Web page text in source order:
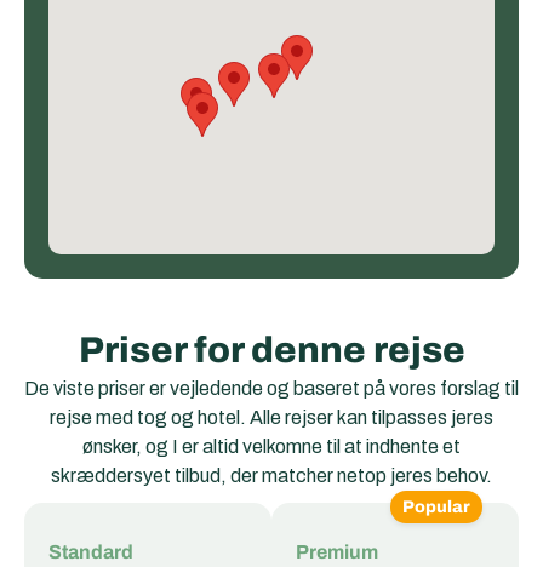
Priser for denne rejse
De viste priser er vejledende og baseret på vores forslag til
rejse med tog og hotel. Alle rejser kan tilpasses jeres
ønsker, og I er altid velkomne til at indhente et
skræddersyet tilbud, der matcher netop jeres behov.
Standard Premium
Popular